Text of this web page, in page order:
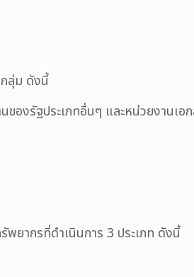
ลุ่ม ดังนี้
งรัฐประเภทอื่นๆ และหน่วยงานเอ
ยากรที่ดำเนินการ 3 ประเภท ดังนี้